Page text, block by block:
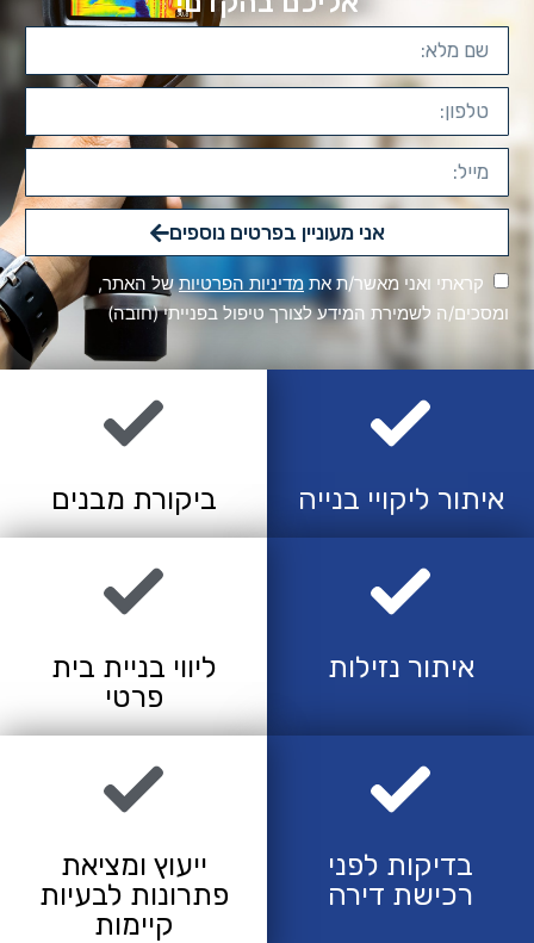
אני מעוניין בפרטים נוספים
קראתי ואני מאשר/ת את מדיניות הפרטיותשל האתר,
ומסכים/ה לשמירת המידע לצורך טיפול בפנייתי (חובה)
איתור ליקויי בנייה ביקורת מבנים
איתור נזילות
ליווי בניית בית
פרטי
בדיקות לפני
רכישת דירה
ייעוץ ומציאת
פתרונות לבעיות
קיימות